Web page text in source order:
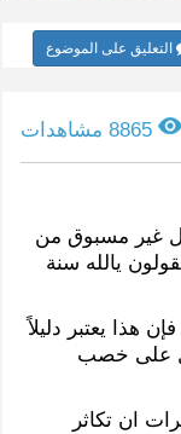
التعليق على الموضوع
8865 مشاهدات
غير مسبوق من
يالله سنة
هذا يعتبر دليلاً
على خصب
ان تكاثر